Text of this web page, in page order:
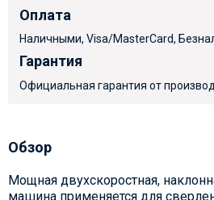
Оплата
Наличными, Visa/MasterCard,
Гарантия
Официальная гарантия от
Обзор
Мощная двухскоростная,
машина применяется для